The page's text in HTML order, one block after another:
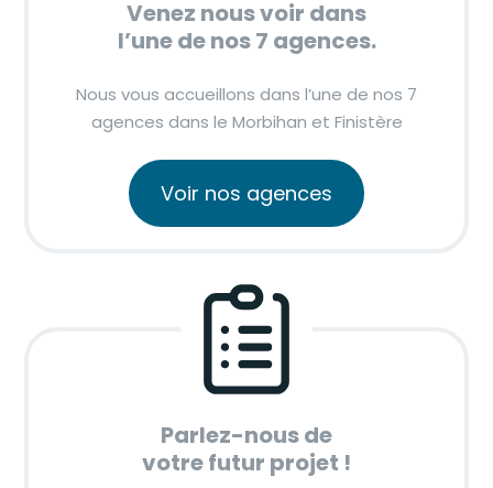
Venez nous voir dans
l’une de nos 7 agences.
Nous vous accueillons dans l’une de nos 7
agences dans le Morbihan et Finistère
Voir nos agences
Parlez-nous de
votre futur projet !